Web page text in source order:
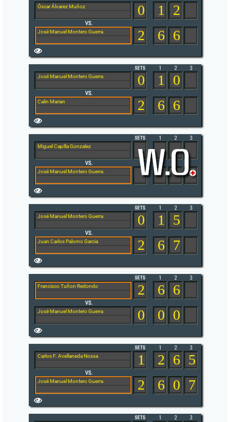
Óscar Álvarez Muñoz
José Manuel Montero Guerra
0
2
1
2
6 6
José Manuel Montero Guerra
Calin Marian
0
2
1
0
6 6
Miguel Capilla Gonzalez
José Manuel Montero Guerra
José Manuel Montero Guerra
Juan Carlos Palomo Garcia
0
2
1
5
6 7
Francisco Tuñon Redondo
José Manuel Montero Guerra
2
0
6 6
0 0
Carlos F. Avellaneda Nossa
José Manuel Montero Guerra
1
2
2 6 5
6 0 7